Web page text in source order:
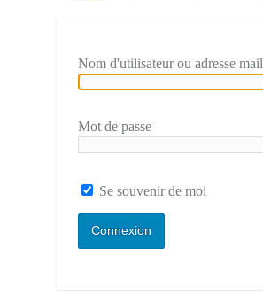
Nom d'utilisateur ou adresse mail
Mot de passe
Se souvenir de moi